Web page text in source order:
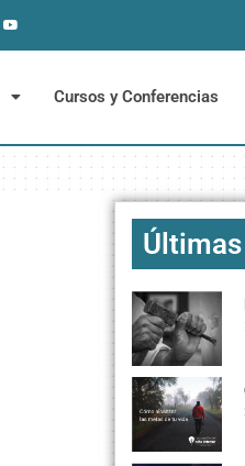
Cursos y Conferencias